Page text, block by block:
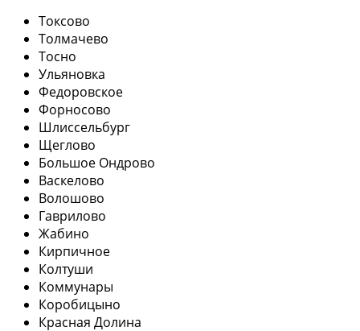
Токсово
Толмачево
Тосно
Ульяновка
Федоровское
Форносово
Шлиссельбург
Щеглово
Большое Ондрово
Васкелово
Волошово
Гаврилово
Жабино
Кирпичное
Колтуши
Коммунары
Коробицыно
Красная Долина